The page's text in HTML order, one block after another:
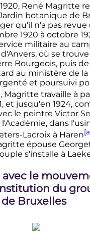
, René Magritte
botanique de
qu'il n'a pas revue
1920 à octobre
militaire au
où se trouve
Bourgeois, puis
au ministère de la
et poursuivi
, Magritte travaille à
, et jusqu'en 1924,
le peintre Victor
dans
Lacroix à Haren
épouse
s'installe à
avec le
du
Bruxelles